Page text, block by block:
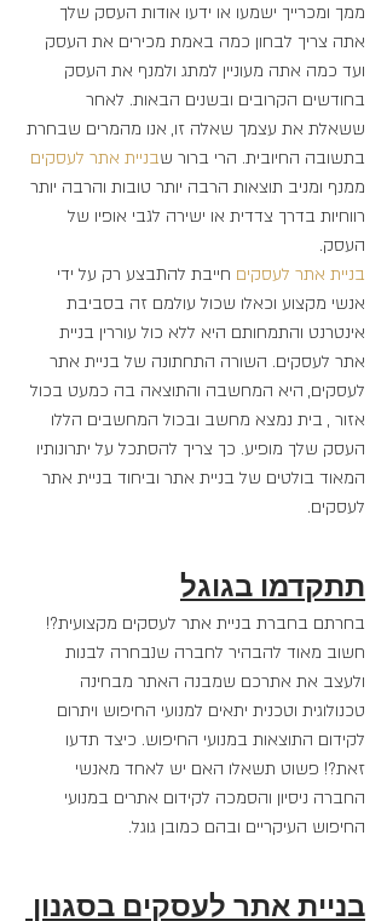
ממך ומכרייך ישמעו או ידעו אודות העסק שלך
אתה צריך לבחון כמה באמת מכירים את העסק
ועד כמה אתה מעוניין למתג ולמנף את העסק
בחודשים הקרובים ובשנים הבאות. לאחר
ששאלת את עצמך שאלה זו, אנו מהמרים שבחרת
בתשובה החיובית. הרי ברור שבניית אתר לעסקים
ממנף ומניב תוצאות הרבה יותר טובות והרבה יותר
רווחיות בדרך צדדית או ישירה לגבי אופיו של
העסק.
בניית אתר לעסקים חייבת להתבצע רק על ידי
אנשי מקצוע וכאלו שכול עולמם זה בסביבת
אינטרנט והתמחותם היא ללא כול עוררין בניית
אתר לעסקים. השורה התחתונה של בניית אתר
לעסקים, היא המחשבה והתוצאה בה כמעט בכול
אזור , בית נמצא מחשב ובכול המחשבים הללו
העסק שלך מופיע. כך צריך להסתכל על יתרונותיו
המאוד בולטים של בניית אתר וביחוד בניית אתר
לעסקים.
תתקדמו בגוגל
בחרתם בחברת בניית אתר לעסקים מקצועית?!
חשוב מאוד להבהיר לחברה שנבחרה לבנות
ולעצב את אתרכם שמבנה האתר מבחינה
טכנולוגית וטכנית יתאים למנועי החיפוש ויתרום
לקידום התוצאות במנועי החיפוש. כיצד תדעו
זאת?! פשוט תשאלו האם יש לאחד מאנשי
החברה ניסיון והסמכה לקידום אתרים במנועי
החיפוש העיקריים ובהם כמובן גוגל.
בניית אתר לעסקים בסגנון